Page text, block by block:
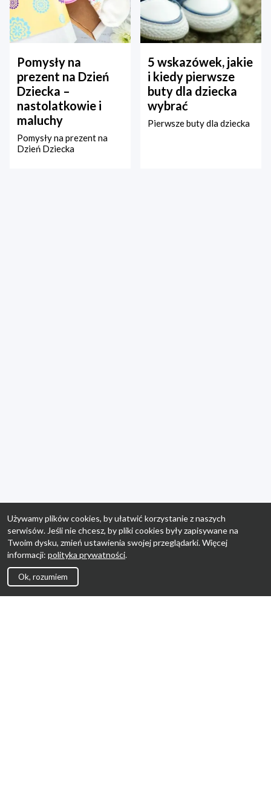
Pomysły na
prezent na Dzień
Dziecka –
nastolatkowie i
maluchy
Pomysły na prezent na
Dzień Dziecka
5 wskazówek, jakie
i kiedy pierwsze
buty dla dziecka
wybrać
Pierwsze buty dla dziecka
Używamy plików cookies, by ułatwić korzystanie z naszych
serwisów. Jeśli nie chcesz, by pliki cookies były zapisywane na
Twoim dysku, zmień ustawienia swojej przeglądarki. Więcej
informacji: polityka prywatności.
Ok, rozumiem